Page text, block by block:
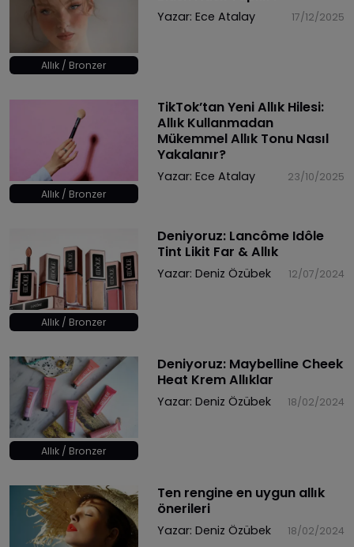
Allık / Bronzer
Yazar: Ece Atalay 17/12/2025
Allık / Bronzer
TikTok’tan Yeni Allık Hilesi:
Allık Kullanmadan
Mükemmel Allık Tonu Nasıl
Yakalanır?
Yazar: Ece Atalay 23/10/2025
Allık / Bronzer
Deniyoruz: Lancôme Idôle
Tint Likit Far & Allık
Yazar: Deniz Özübek 12/07/2024
Allık / Bronzer
Deniyoruz: Maybelline Cheek
Heat Krem Allıklar
Yazar: Deniz Özübek 18/02/2024
Ten rengine en uygun allık
önerileri
Yazar: Deniz Özübek 18/02/2024